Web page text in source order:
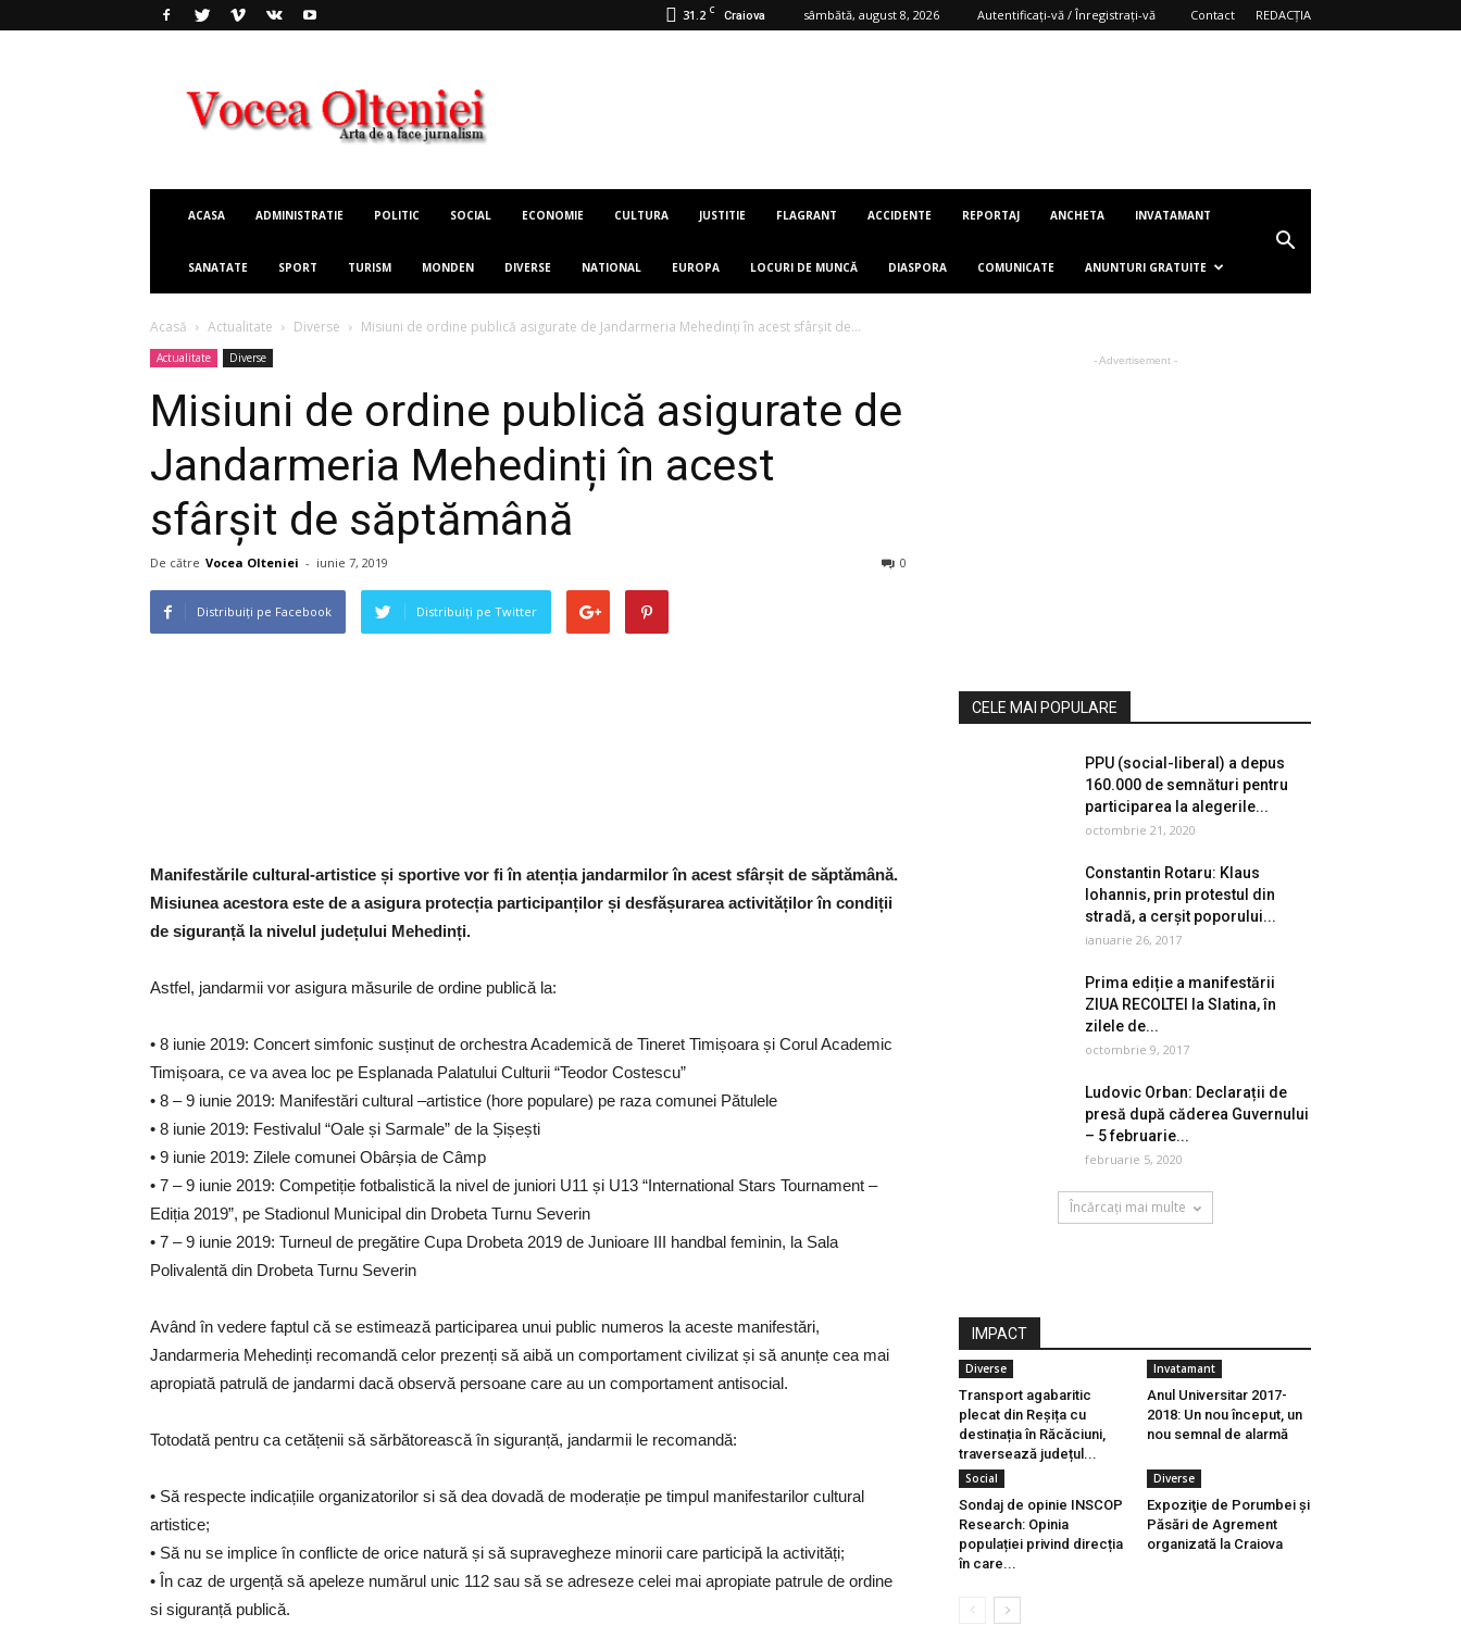
31.2 C Craiova sâmbătă, august 8, 2026 Autentificați-vă / Înregistrați-vă Contact REDACȚIA
Olteniei
ACASA ADMINISTRATIE POLITIC SOCIAL ECONOMIE CULTURA JUSTITIE FLAGRANT ACCIDENTE REPORTAJ ANCHETA INVATAMANT
SANATATE SPORT TURISM MONDEN DIVERSE NATIONAL EUROPA LOCURI DE MUNCĂ DIASPORA COMUNICATE ANUNTURI GRATUITE
Acasă Actualitate Diverse Misiuni de ordine publică asigurate de Jandarmeria Mehedinți în acest sfârșit de...
Actualitate Diverse
Misiuni de ordine publică asigurate de
Jandarmeria Mehedinți în acest
sfârșit de săptămână
De către Vocea Olteniei - iunie 7, 2019 0
Distribuiți pe Facebook Distribuiți pe Twitter
Manifestările cultural-artistice și sportive vor fi în atenția jandarmilor în acest sfârșit de săptămână.
Misiunea acestora este de a asigura protecția participanților și desfășurarea activităților în condiții
de siguranță la nivelul județului Mehedinți.
Astfel, jandarmii vor asigura măsurile de ordine publică la:
• 8 iunie 2019: Concert simfonic susținut de orchestra Academică de Tineret Timișoara și Corul Academic
Timișoara, ce va avea loc pe Esplanada Palatului Culturii “Teodor Costescu”
• 8 – 9 iunie 2019: Manifestări cultural –artistice (hore populare) pe raza comunei Pătulele
• 8 iunie 2019: Festivalul “Oale și Sarmale” de la Șișești
• 9 iunie 2019: Zilele comunei Obârșia de Câmp
• 7 – 9 iunie 2019: Competiție fotbalistică la nivel de juniori U11 și U13 “International Stars Tournament –
Ediția 2019”, pe Stadionul Municipal din Drobeta Turnu Severin
• 7 – 9 iunie 2019: Turneul de pregătire Cupa Drobeta 2019 de Junioare III handbal feminin, la Sala
Polivalentă din Drobeta Turnu Severin
Având în vedere faptul că se estimează participarea unui public numeros la aceste manifestări,
Jandarmeria Mehedinți recomandă celor prezenți să aibă un comportament civilizat și să anunțe cea mai
apropiată patrulă de jandarmi dacă observă persoane care au un comportament antisocial.
Totodată pentru ca cetățenii să sărbătorească în siguranță, jandarmii le recomandă:
• Să respecte indicațiile organizatorilor si să dea dovadă de moderație pe timpul manifestarilor cultural
artistice;
• Să nu se implice în conflicte de orice natură și să supravegheze minorii care participă la activități;
• În caz de urgență să apeleze numărul unic 112 sau să se adreseze celei mai apropiate patrule de ordine
si siguranță publică.
- Advertisement -
CELE MAI POPULARE
PPU (social-liberal) a depus
160.000 de semnături pentru
participarea la alegerile...
octombrie 21, 2020
Constantin Rotaru: Klaus
Iohannis, prin protestul din
stradă, a cerșit poporului...
ianuarie 26, 2017
Prima ediție a manifestării
ZIUA RECOLTEI la Slatina, în
zilele de...
octombrie 9, 2017
Ludovic Orban: Declarații de
presă după căderea Guvernului
– 5 februarie...
februarie 5, 2020
Încărcați mai multe
IMPACT
Diverse
Transport agabaritic
plecat din Reșița cu
destinația în Răcăciuni,
traversează județul...
Invatamant
Anul Universitar 2017-
2018: Un nou început, un
nou semnal de alarmă
Social
Sondaj de opinie INSCOP
Research: Opinia
populației privind direcția
în care...
Diverse
Expoziţie de Porumbei şi
Păsări de Agrement
organizată la Craiova